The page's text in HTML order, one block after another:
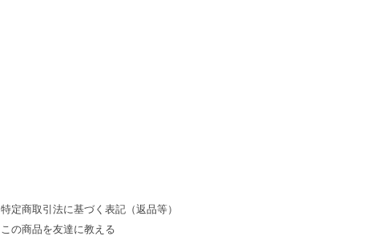
特定商取引法に基づく表記（返品等）
この商品を友達に教える